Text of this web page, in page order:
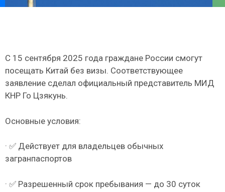
С 15 сентября 2025 года граждане России смогут
посещать Китай без визы. Соответствующее
заявление сделал официальный представитель МИД
КНР Го Цзякунь.
Основные условия:
· ✅ Действует для владельцев обычных
загранпаспортов
· ✅ Разрешенный срок пребывания — до 30 суток